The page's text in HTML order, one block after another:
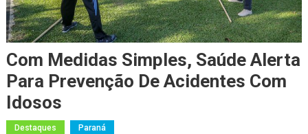
Com Medidas Simples, Saúde Alerta
Para Prevenção De Acidentes Com
Idosos
Destaques Paraná